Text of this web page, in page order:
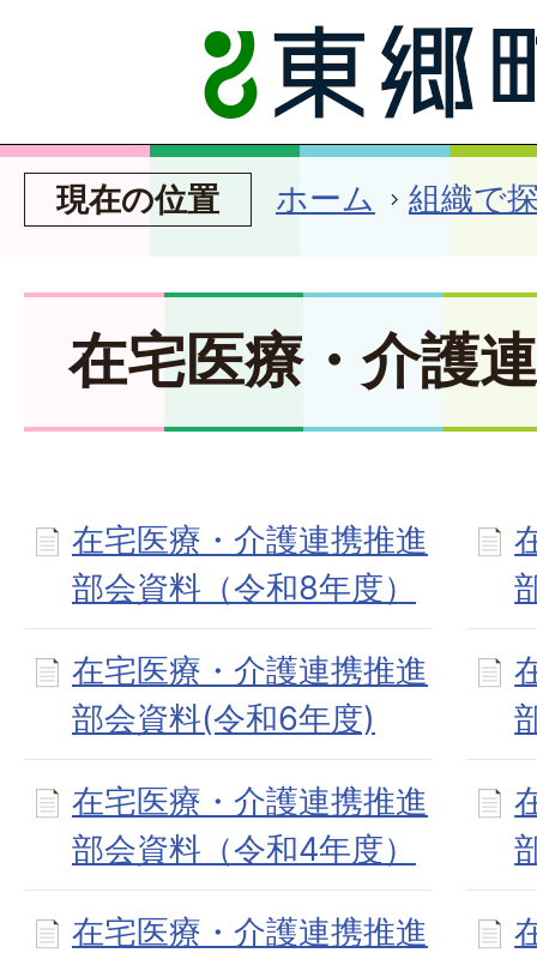
現在の位置 ホーム 組織で
在宅医療・介護
在宅医療・介護連携推進
部会資料（令和8年度）
在宅医療・介護連携推進
部会資料(令和6年度)
在宅医療・介護連携推進
部会資料（令和4年度）
在宅医療・介護連携推進